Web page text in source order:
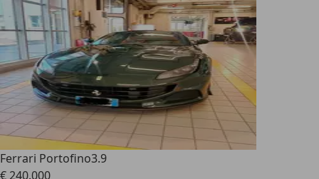
Ferrari Portofino3.9
€ 240.000